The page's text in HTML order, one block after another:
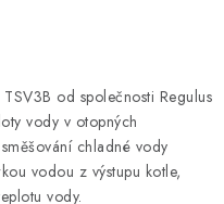
od společnosti Regulus
vody v otopných
chladné vody
vodou z výstupu kotle,
vody.